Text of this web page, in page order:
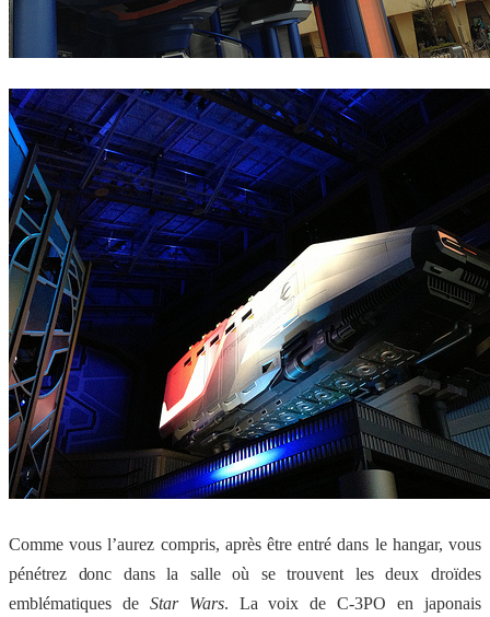
Comme vous l’aurez compris, après être entré dans le hangar, vous
pénétrez donc dans la salle où se trouvent les deux droïdes
emblématiques de Star Wars. La voix de C-3PO en japonais